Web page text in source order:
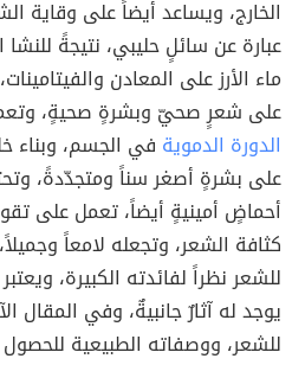
الخارج، ويساعد أيضاً على وقاية
عبارة عن سائلٍ حليبي، نتيجةً للنشا
ماء الأرز على المعادن
على شعرٍ صحيّ وبشرةٍ صحيةٍ، وتعمل
الدورة الدموية في الجسم، وبناء
على بشرةٍ أصغر سناً ومتجدّدةً،
أحماضٍ أمينيةٍ أيضاً، تعمل على
كثافة الشعر، وتجعله لامعاً
للشعر نظراً لفائدته الكبيرة،
يوجد له آثارٌ جانبيةٌ، وفي المقال
للشعر، ووصفاته الطبيعية